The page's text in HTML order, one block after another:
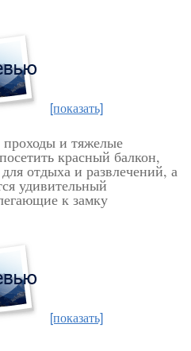
[показать]
и тяжелые
красный балкон,
отдыха и развлечений, а
удивительный
к замку
[показать]